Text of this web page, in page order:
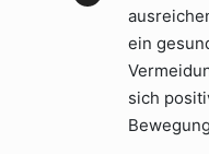
ein
sich